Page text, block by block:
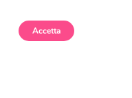
Accetta